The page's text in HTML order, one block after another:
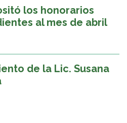
los honorarios
al mes de abril
de la Lic. Susana